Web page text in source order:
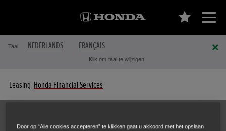
Taal NEDERLANDS FRANÇAIS
Klik om taal te wijzigen
Leasing Honda Financial Services
Door op “Alle cookies accepteren” te klikken gaat u akkoord met het opslaan